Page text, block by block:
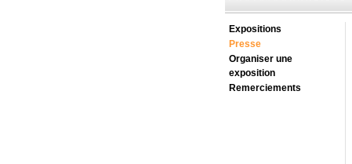
Expositions
Presse
Organiser une
exposition
Remerciements